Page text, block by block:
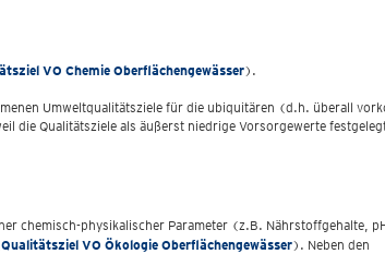
VO Chemie Oberflächengewässer).
Umweltqualitätsziele für die ubiquitären (d.h. überall
die Qualitätsziele als äußerst niedrige Vorsorgewerte
chemisch-physikalischer Parameter (z.B. Nährstoffgehalte,
Qualitätsziel VO Ökologie Oberflächengewässer). Neben den